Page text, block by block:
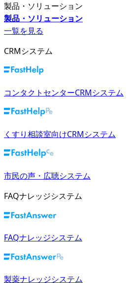
製品・ソリューション
製品・ソリューション
一覧を見る
CRMシステム
コンタクトセンターCRMシステム
くすり相談室向けCRMシステム
市民の声・広聴システム
FAQナレッジシステム
FAQナレッジシステム
製薬ナレッジシステム